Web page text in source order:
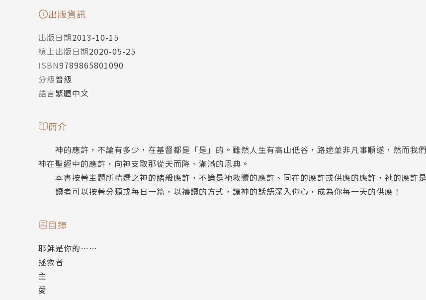
出版資訊
出版日期2013-10-15
線上出版日期2020-05-25
ISBN9789865801090
分級普級
語言繁體中文
簡介
神的應許，不論有多少，在基督都是「是」的。雖然人生有高山低谷，路途並非凡事順遂，然而我
神在聖經中的應許，向神支取那從天而降、滿滿的恩典。
本書按著主題所精選之神的諸般應許，不論是祂救贖的應許、同在的應許或供應的應許，祂的應許是
讀者可以按著分類或每日一篇，以禱讀的方式，讓神的話語深入你心，成為你每一天的供應！
目錄
耶穌是你的……
拯救者
主
愛